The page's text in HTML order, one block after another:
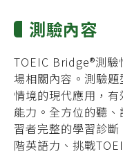
測驗內容
TOEIC Bridge®測驗
場相關內容。測驗
情境的現代應用，
能力。 全方位的聽、
習者完整的學習診
階英語力、挑戰